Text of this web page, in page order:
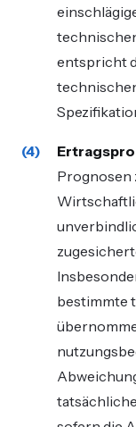
entspricht
Prognosen
bestimmte